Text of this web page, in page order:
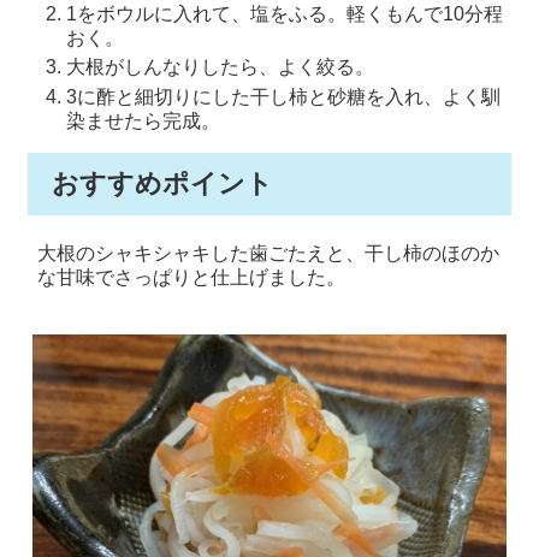
1をボウルに入れて、塩をふる。軽くもんで10分程
おく。
大根がしんなりしたら、よく絞る。
3に酢と細切りにした干し柿と砂糖を入れ、よく馴
染ませたら完成。
おすすめポイント
大根のシャキシャキした歯ごたえと、干し柿のほのか
な甘味でさっぱりと仕上げました。